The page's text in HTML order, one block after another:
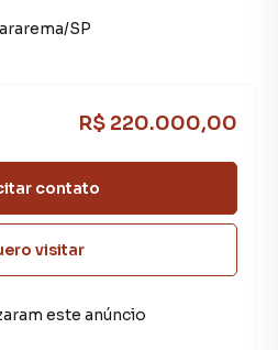
/SP
R$ 220.000,00
contato
visitar
este anúncio